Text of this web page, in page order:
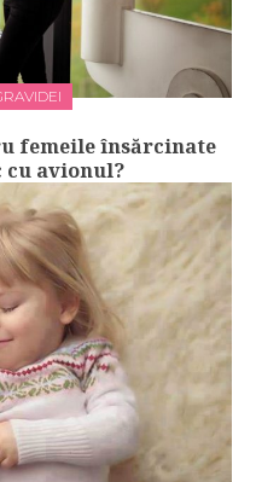
femeile însărcinate
cu avionul?